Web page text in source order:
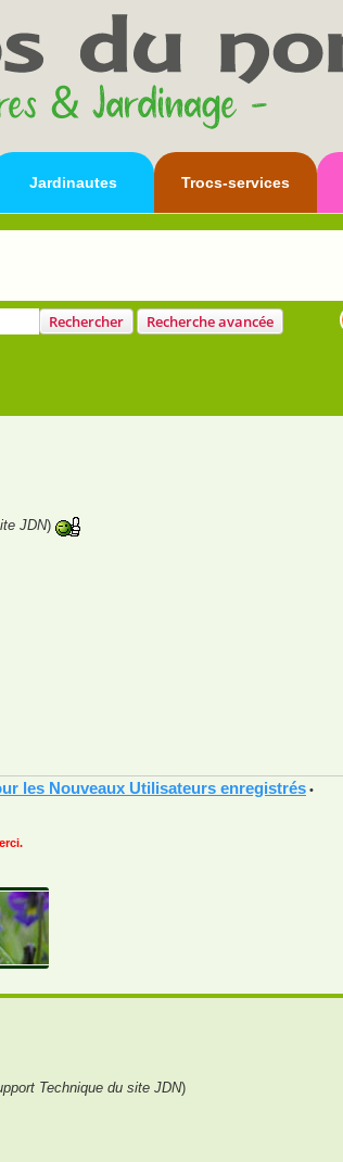
Jardinautes Trocs-services
Rechercher Recherche avancée
JDN)
les Nouveaux Utilisateurs enregistrés •
Technique du site JDN)